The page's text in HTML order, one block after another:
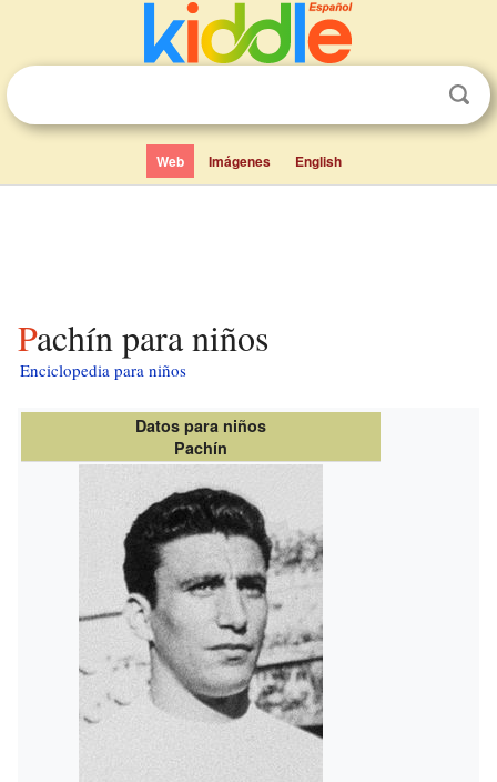
Web Imágenes English
Pachín para niños
Enciclopedia para niños
Datos para niños
Pachín